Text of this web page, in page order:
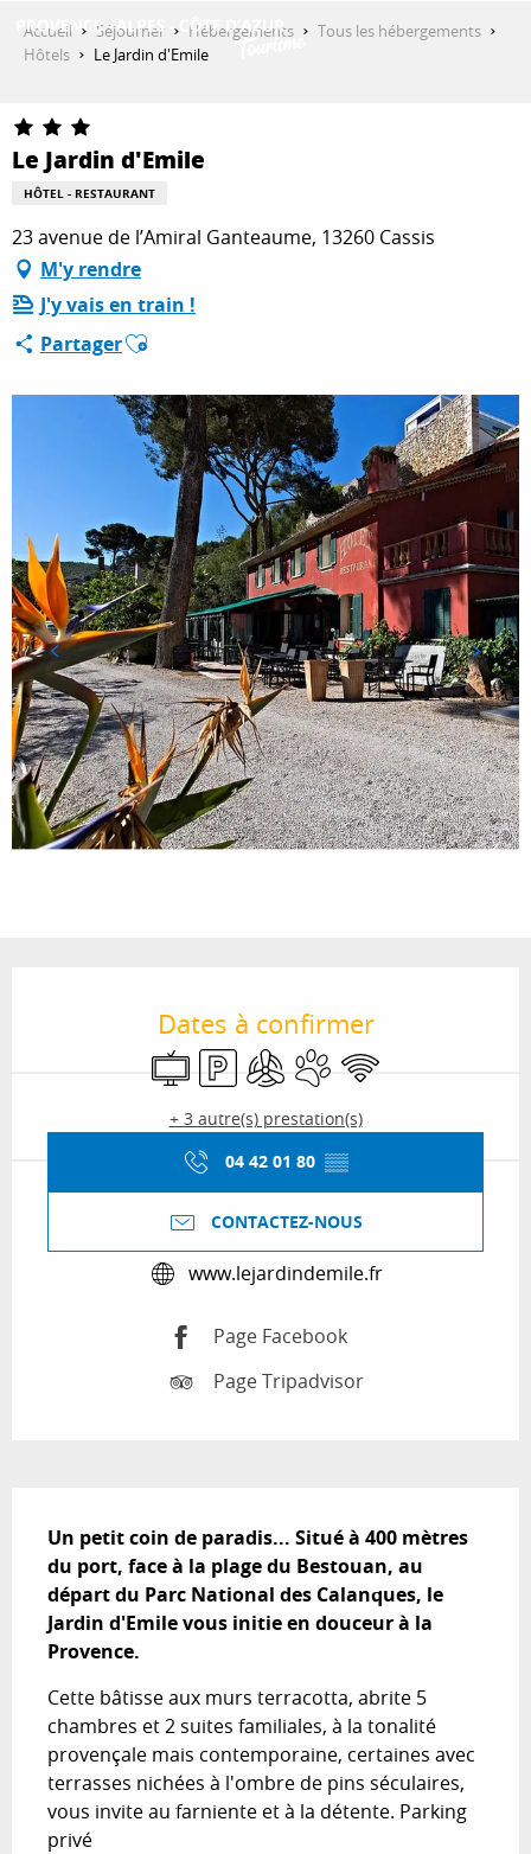
DÉCOUVRIR
QUE FAIRE ?
SÉJOURNER
ESPACE PRO
Accueil Séjourner Hébergements
Tous les hébergements
Hôtels
Le Jardin d'Emile
Le Jardin d'Emile
HÔTEL - RESTAURANT
23 avenue de l’Amiral Ganteaume, 13260 Cassis
M'y rendre
J'y vais en train !
PartagerAjouter aux favoris
Dates à confirmer
Télévision
ParkingAir conditionné
Animaux acceptés
WiFi
+ 3 autre(s) prestation(s)
04 42 01 80 ▒▒
CONTACTEZ-NOUS
www.lejardindemile.fr
Page Facebook
Page Tripadvisor
Un petit coin de paradis... Situé à 400 mètres
du port, face à la plage du Bestouan, au
départ du Parc National des Calanques, le
Jardin d'Emile vous initie en douceur à la
Provence.
Cette bâtisse aux murs terracotta, abrite 5
chambres et 2 suites familiales, à la tonalité
provençale mais contemporaine, certaines avec
terrasses nichées à l'ombre de pins séculaires,
vous invite au farniente et à la détente. Parking
privé